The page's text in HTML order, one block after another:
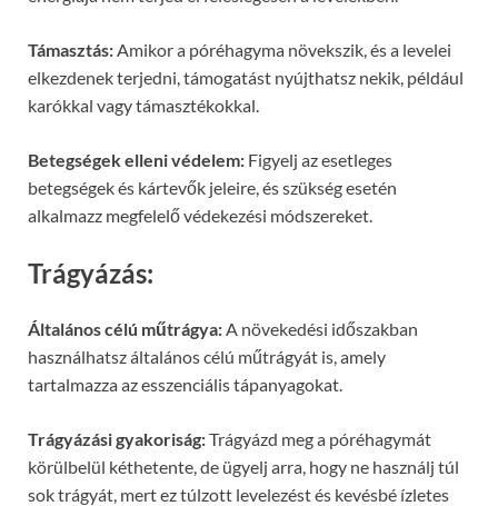
Támasztás:Amikor a póréhagyma növekszik, és a levelei
elkezdenek terjedni, támogatást nyújthatsz nekik, például
karókkal vagy támasztékokkal.
Betegségek elleni védelem: Figyelj az esetleges
betegségek és kártevők jeleire, és szükség esetén
alkalmazz megfelelő védekezési módszereket.
Trágyázás:
Általános célú műtrágya: A növekedési időszakban
használhatsz általános célú műtrágyát is, amely
tartalmazza az esszenciális tápanyagokat.
Trágyázási gyakoriság:Trágyázd meg a póréhagymát
körülbelül kéthetente, de ügyelj arra, hogy ne használj túl
sok trágyát, mert ez túlzott levelezést és kevésbé ízletes